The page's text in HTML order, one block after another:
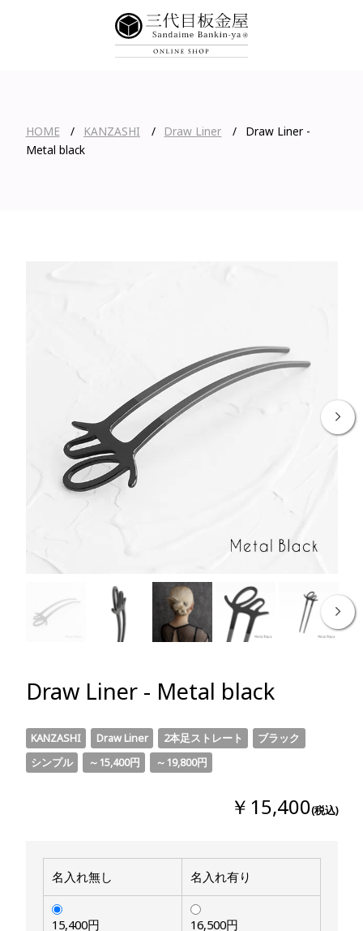
HOME KANZASHI Draw Liner
Draw Liner -
Metal black
Draw Liner - Metal black
KANZASHI Draw Liner 2本足ストレート
ブラック
シンプル
～15,400円 ～19,800円
￥15,400(税込)
名入れ無し 名入れ有り
15,400円 16,500円